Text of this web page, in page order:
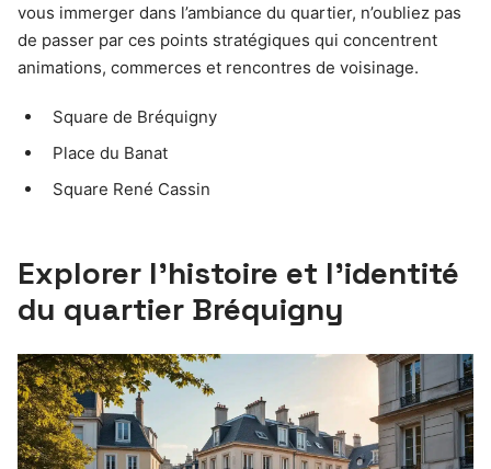
vous immerger dans l’ambiance du quartier, n’oubliez pas
de passer par ces points stratégiques qui concentrent
animations, commerces et rencontres de voisinage.
Square de Bréquigny
Place du Banat
Square René Cassin
Explorer l’histoire et l’identité
du quartier Bréquigny